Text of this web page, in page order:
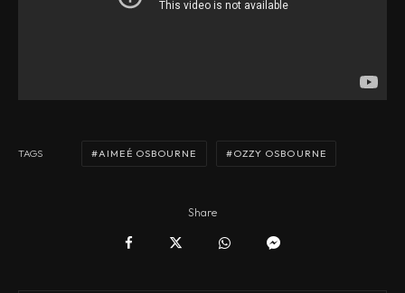
TAGS AIMEÉ OSBOURNE OZZY OSBOURNE
Share